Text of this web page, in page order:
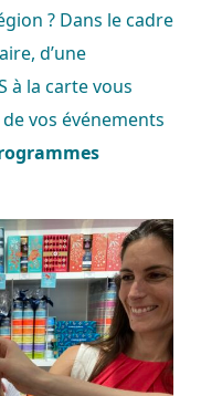
? Dans le cadre
d’une
à la carte vous
vos événements